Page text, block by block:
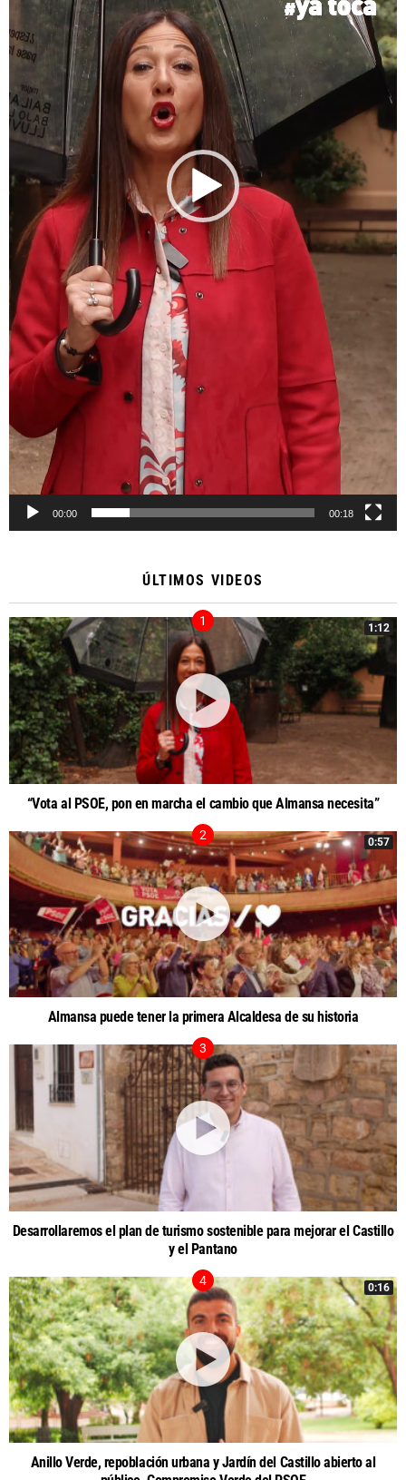
00:00 00:18
ÚLTIMOS VIDEOS
1:12
“Vota al PSOE, pon en marcha el cambio que Almansa necesita”
0:57
Almansa puede tener la primera Alcaldesa de su historia
Desarrollaremos el plan de turismo sostenible para mejorar el Castillo
y el Pantano
0:16
Anillo Verde, repoblación urbana y Jardín del Castillo abierto al